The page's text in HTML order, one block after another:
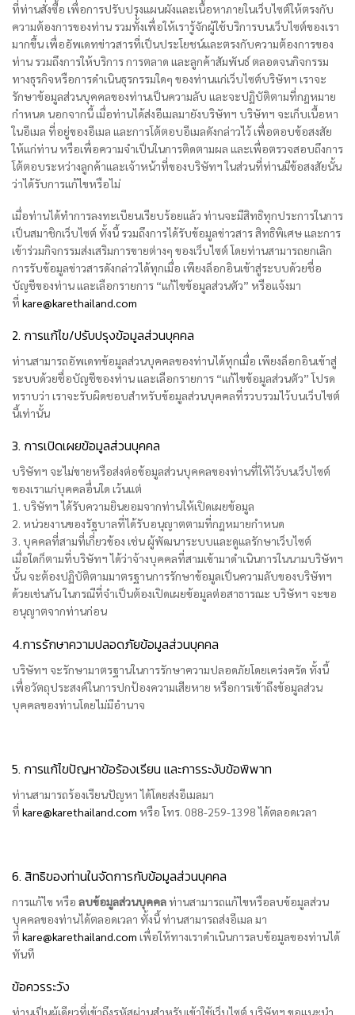
ที่ท่านสั่งซื้อ เพื่อการปรับปรุงแผนผังและเนื้อหาภายในเว็บไซต์ให้ตรงกับ
ความต้องการของท่าน รวมทั้งเพื่อให้เรารู้จักผู้ใช้บริการบนเว็บไซต์ของเรา
มากขึ้น เพื่ออัพเดทข่าวสารที่เป็นประโยชน์และตรงกับความต้องการของ
ท่าน รวมถึงการให้บริการ การตลาด และลูกค้าสัมพันธ์ ตลอดจนกิจกรรม
ทางธุรกิจหรือการดำเนินธุรกรรมใดๆ ของท่านแก่เว็บไซต์บริษัทฯ เราจะ
รักษาข้อมูลส่วนบุคคลของท่านเป็นความลับ และจะปฏิบัติตามที่กฎหมาย
กำหนด นอกจากนี้ เมื่อท่านได้ส่งอีเมลมายังบริษัทฯ บริษัทฯ จะเก็บเนื้อหา
ในอีเมล ที่อยู่ของอีเมล และการโต้ตอบอีเมลดังกล่าวไว้ เพื่อตอบข้อสงสัย
ให้แก่ท่าน หรือเพื่อความจำเป็นในการติดตามผล และเพื่อตรวจสอบถึงการ
โต้ตอบระหว่างลูกค้าและเจ้าหน้าที่ของบริษัทฯ ในส่วนที่ท่านมีข้อสงสัยนั้น
ว่าได้รับการแก้ไขหรือไม่
เมื่อท่านได้ทำการลงทะเบียนเรียบร้อยแล้ว ท่านจะมีสิทธิทุกประการในการ
เป็นสมาชิกเว็บไซต์ ทั้งนี้ รวมถึงการได้รับข้อมูลข่าวสาร สิทธิพิเศษ และการ
เข้าร่วมกิจกรรมส่งเสริมการขายต่างๆ ของเว็บไซต์ โดยท่านสามารถยกเลิก
การรับข้อมูลข่าวสารดังกล่าวได้ทุกเมื่อ เพียงล็อกอินเข้าสู่ระบบด้วยชื่อ
บัญชีของท่าน และเลือกรายการ “แก้ไขข้อมูลส่วนตัว” หรือแจ้งมา
ที่ kare@karethailand.com
2. การแก้ไข/ปรับปรุงข้อมูลส่วนบุคคล
ท่านสามารถอัพเดทข้อมูลส่วนบุคคลของท่านได้ทุกเมื่อ เพียงล็อกอินเข้าสู่
ระบบด้วยชื่อบัญชีของท่าน และเลือกรายการ “แก้ไขข้อมูลส่วนตัว” โปรด
ทราบว่า เราจะรับผิดชอบสำหรับข้อมูลส่วนบุคคลที่รวบรวมไว้บนเว็บไซต์
นี้เท่านั้น
3. การเปิดเผยข้อมูลส่วนบุคคล
บริษัทฯ จะไม่ขายหรือส่งต่อข้อมูลส่วนบุคคลของท่านที่ให้ไว้บนเว็บไซต์
ของเราแก่บุคคลอื่นใด เว้นแต่
1. บริษัทฯ ได้รับความยินยอมจากท่านให้เปิดเผยข้อมูล
2. หน่วยงานของรัฐบาลที่ได้รับอนุญาตตามที่กฎหมายกำหนด
3. บุคคลที่สามที่เกี่ยวข้อง เช่น ผู้พัฒนาระบบและดูแลรักษาเว็บไซต์
เมื่อใดก็ตามที่บริษัทฯ ได้ว่าจ้างบุคคลที่สามเข้ามาดำเนินการในนามบริษัทฯ
นั้น จะต้องปฏิบัติตามมาตรฐานการรักษาข้อมูลเป็นความลับของบริษัทฯ
ด้วยเช่นกัน ในกรณีที่จำเป็นต้องเปิดเผยข้อมูลต่อสาธารณะ บริษัทฯ จะขอ
อนุญาตจากท่านก่อน
4.การรักษาความปลอดภัยข้อมูลส่วนบุคคล
บริษัทฯ จะรักษามาตรฐานในการรักษาความปลอดภัยโดยเคร่งครัด ทั้งนี้
เพื่อวัตถุประสงค์ในการปกป้องความเสียหาย หรือการเข้าถึงข้อมูลส่วน
บุคคลของท่านโดยไม่มีอำนาจ
5. การแก้ไขปัญหาข้อร้องเรียน และการระงับข้อพิพาท
ท่านสามารถร้องเรียนปัญหา ได้โดยส่งอีเมลมา
ที่ kare@karethailand.com หรือ โทร. 088-259-1398 ได้ตลอดเวลา
6. สิทธิของท่านในจัดการกับข้อมูลส่วนบุคคล
การแก้ไข หรือ ลบข้อมูลส่วนบุคคล ท่านสามารถแก้ไขหรือลบข้อมูลส่วน
บุคคลของท่านได้ตลอดเวลา ทั้งนี้ ท่านสามารถส่งอีเมล มา
ที่ kare@karethailand.com เพื่อให้ทางเราดำเนินการลบข้อมูลของท่านได้
ทันที
ข้อควรระวัง